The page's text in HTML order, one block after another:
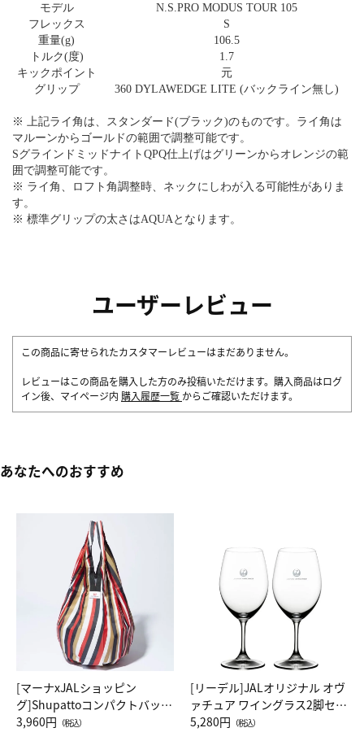
モデル
N.S.PRO MODUS TOUR 105
フレックス
S
重量(g)
106.5
トルク(度)
1.7
キックポイント
元
グリップ
360 DYLAWEDGE LITE (バックライン無し)
※ 上記ライ角は、スタンダード(ブラック)のものです。ライ角は
マルーンからゴールドの範囲で調整可能です。
SグラインドミッドナイトQPQ仕上げはグリーンからオレンジの範
囲で調整可能です。
※ ライ角、ロフト角調整時、ネックにしわが入る可能性がありま
す。
※ 標準グリップの太さはAQUAとなります。
ユーザーレビュー
この商品に寄せられたカスタマーレビューはまだありません。
レビューはこの商品を購入した方のみ投稿いただけます。購入商品はログ
イン後、マイページ内 購入履歴一覧 からご確認いただけます。
あなたへのおすすめ
[マーナxJALショッピン
グ]Shupattoコンパクトバッグ
Drop JAL客室乗務員（LC）ス
3,960円 （税込）
[リーデル]JALオリジナル オヴ
ァチュア ワイングラス2脚セッ
ト（レッドワイン）
5,280円 （税込）